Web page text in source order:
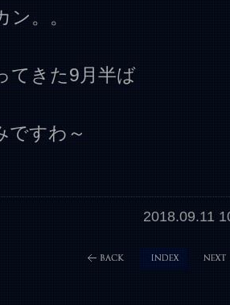
ン。。
てきた9月半ば
ですわ～
2018.09.11